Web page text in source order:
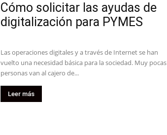
Cómo solicitar las ayudas de
digitalización para PYMES
Las operaciones digitales y a través de Internet se han
vuelto una necesidad básica para la sociedad. Muy pocas
personas van al cajero de...
Leer más